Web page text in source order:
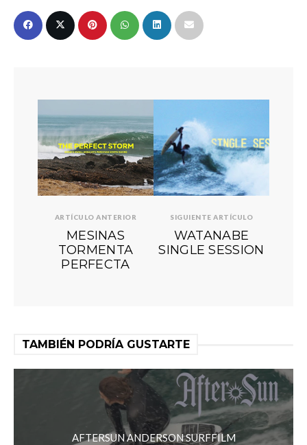
ARTÍCULO ANTERIOR
MESINAS
TORMENTA
PERFECTA
SIGUIENTE ARTÍCULO
WATANABE
SINGLE SESSION
TAMBIÉN PODRÍA GUSTARTE
AFTERSUN ANDERSON SURFFILM